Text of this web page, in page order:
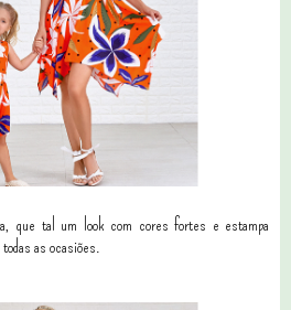
que tal um look com cores fortes e estampa
as ocasiões.